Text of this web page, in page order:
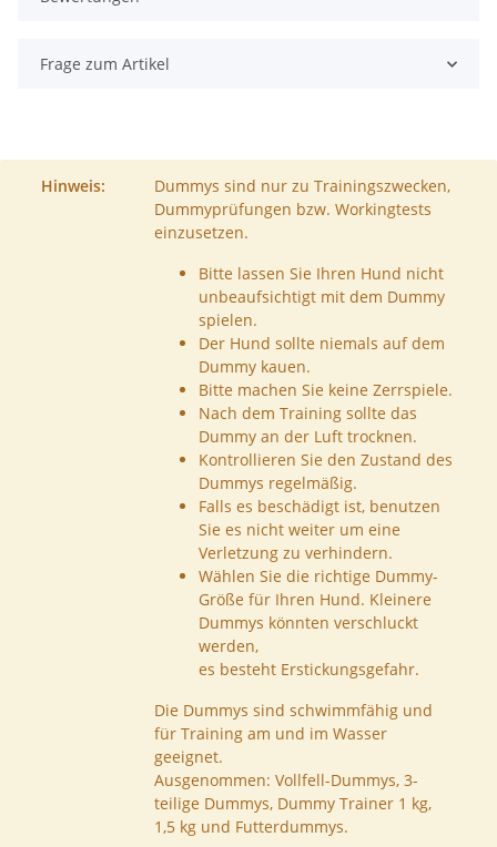
Frage zum Artikel
Hinweis:
Dummys sind nur zu Trainingszwecken,
Dummyprüfungen bzw. Workingtests
einzusetzen.
Bitte lassen Sie Ihren Hund nicht
unbeaufsichtigt mit dem Dummy
spielen.
Der Hund sollte niemals auf dem
Dummy kauen.
Bitte machen Sie keine Zerrspiele.
Nach dem Training sollte das
Dummy an der Luft trocknen.
Kontrollieren Sie den Zustand des
Dummys regelmäßig.
Falls es beschädigt ist, benutzen
Sie es nicht weiter um eine
Verletzung zu verhindern.
Wählen Sie die richtige Dummy-
Größe für Ihren Hund. Kleinere
Dummys könnten verschluckt
werden,
es besteht Erstickungsgefahr.
Die Dummys sind schwimmfähig und
für Training am und im Wasser
geeignet.
Ausgenommen: Vollfell-Dummys, 3-
teilige Dummys, Dummy Trainer 1 kg,
1,5 kg und Futterdummys.